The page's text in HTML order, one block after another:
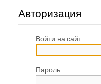
Авторизация
Войти на сайт
Пароль